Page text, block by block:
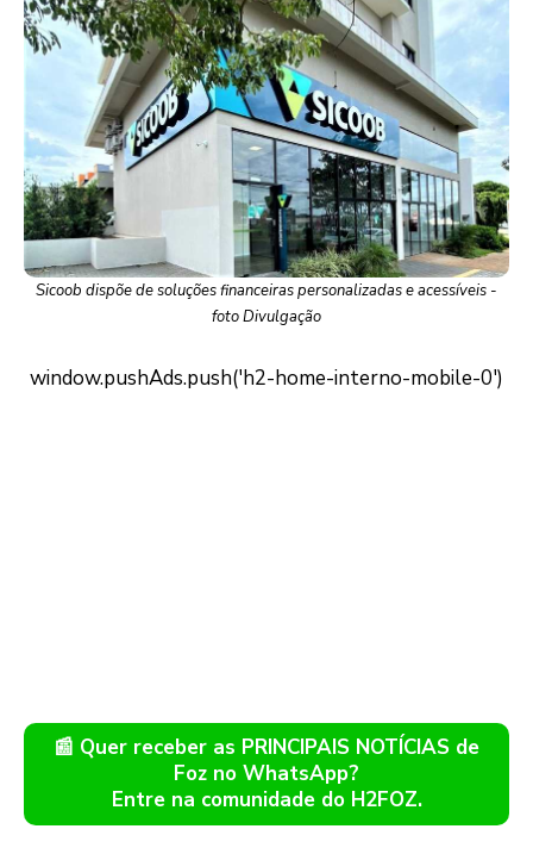
Sicoob dispõe de soluções financeiras personalizadas e acessíveis -
foto Divulgação
📰 Quer receber as PRINCIPAIS NOTÍCIAS de
Foz no WhatsApp?
Entre na comunidade do H2FOZ.